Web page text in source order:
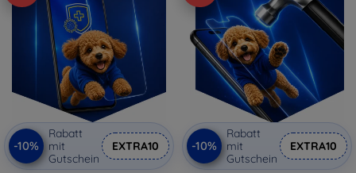
-10%
Rabatt
mit
Gutschein
EXTRA10 -10%
Rabatt
mit
Gutschein
EXTRA10